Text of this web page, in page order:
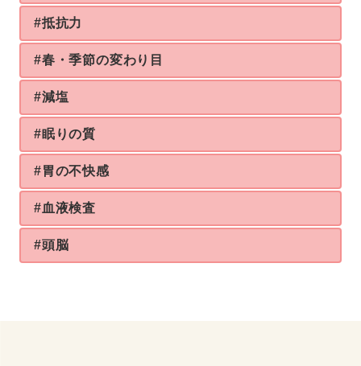
#抵抗力
#春・季節の変わり目
#減塩
#眠りの質
#胃の不快感
#血液検査
#頭脳